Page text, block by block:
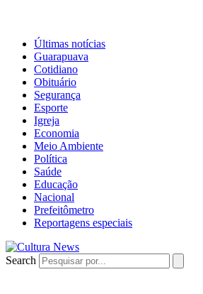
Últimas notícias
Guarapuava
Cotidiano
Obituário
Segurança
Esporte
Igreja
Economia
Meio Ambiente
Política
Saúde
Educação
Nacional
Prefeitômetro
Reportagens especiais
Search